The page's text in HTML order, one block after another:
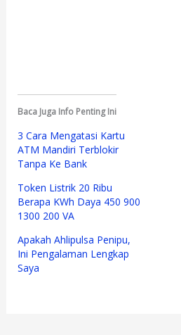
Baca Juga Info Penting Ini
3 Cara Mengatasi Kartu
ATM Mandiri Terblokir
Tanpa Ke Bank
Token Listrik 20 Ribu
Berapa KWh Daya 450 900
1300 200 VA
Apakah Ahlipulsa Penipu,
Ini Pengalaman Lengkap
Saya